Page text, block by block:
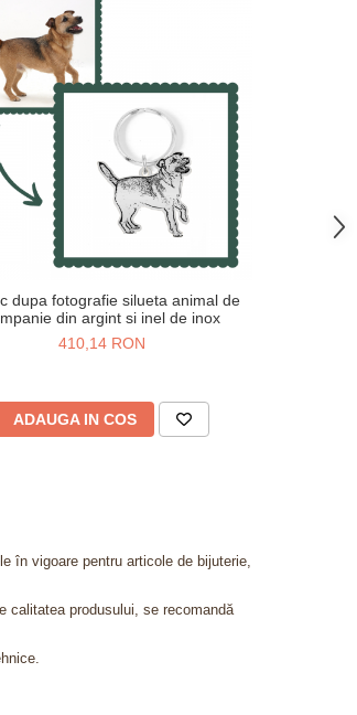
dupa fotografie silueta animal de
din argint si inel de inox
410,14 RON
ADAUGA IN COS
în vigoare pentru articole de bijuterie,
calitatea produsului, se recomandă